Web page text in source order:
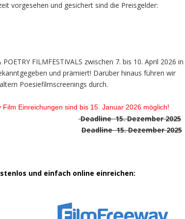
vorgesehen und gesichert sind die Preisgelder:
FILMFESTIVALS zwischen 7. bis 10. April 2026 in
und prämiert! Darüber hinaus führen wir
Poesiefilmscreenings durch.
Einreichungen sind bis 15. Januar 2026 möglich!
Deadline 15. Dezember 2025
Award Deadline 15. Dezember 2025
und einfach online einreichen: